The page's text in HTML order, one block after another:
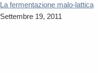
La fermentazione malo-lattica
Settembre 19, 2011